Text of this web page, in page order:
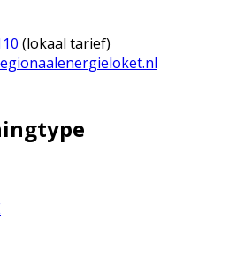
(lokaal tarief)